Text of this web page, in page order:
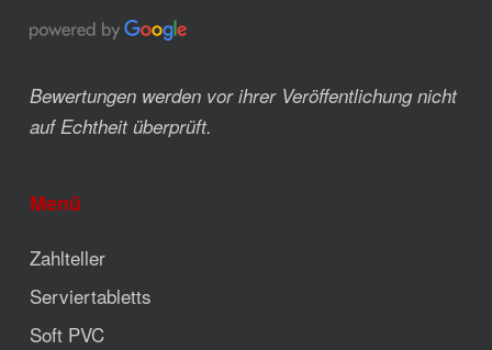
Bewertungen werden vor ihrer Veröffentlichung nicht
auf Echtheit überprüft.
Menü
Zahlteller
Serviertabletts
Soft PVC